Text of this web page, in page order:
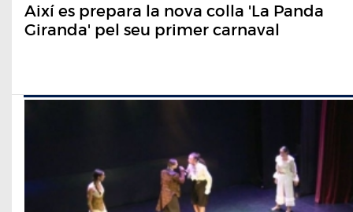
Així es prepara la nova colla 'La Panda
Giranda' pel seu primer carnaval